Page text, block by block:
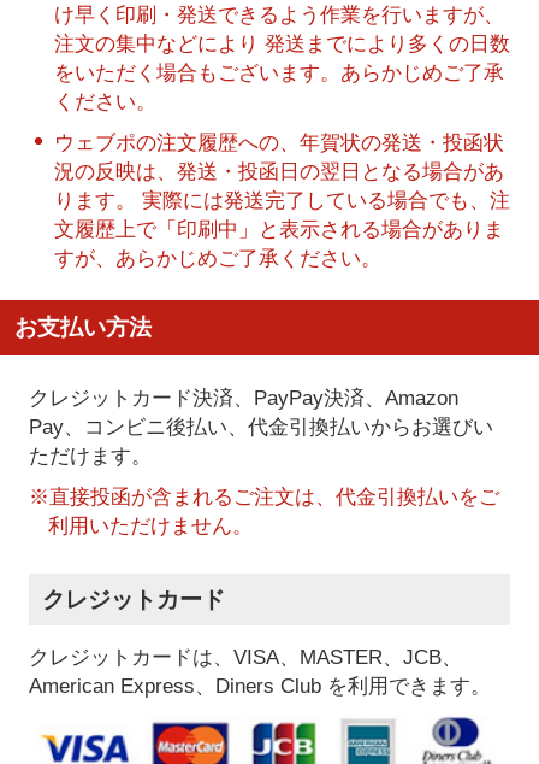
け早く印刷・発送できるよう作業を行いますが、
注文の集中などにより 発送までにより多くの日数
をいただく場合もございます。あらかじめご了承
ください。
ウェブポの注文履歴への、年賀状の発送・投函状
況の反映は、発送・投函日の翌日となる場合があ
ります。 実際には発送完了している場合でも、注
文履歴上で「印刷中」と表示される場合がありま
すが、あらかじめご了承ください。
お支払い方法
クレジットカード決済、PayPay決済、Amazon
Pay、コンビニ後払い、代金引換払いからお選びい
ただけます。
※直接投函が含まれるご注文は、代金引換払いをご
利用いただけません。
クレジットカード
クレジットカードは、VISA、MASTER、JCB、
American Express、Diners Club を利用できます。